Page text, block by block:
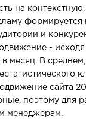
на контекстную,
формируется
и
-
месяц. В
сайта
поэтому для
менеджерам.